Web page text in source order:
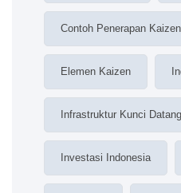
Contoh Penerapan
Elemen Kaizen
Infrastruktur Kunci
Investasi Indonesia